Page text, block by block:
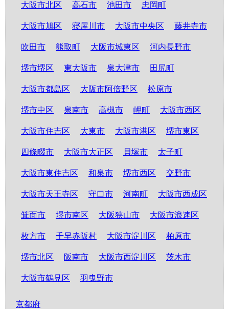
大阪市北区 高石市 池田市 忠岡町
大阪市旭区 寝屋川市 大阪市中央区 藤井寺市
吹田市 熊取町 大阪市城東区 河内長野市
堺市堺区 東大阪市 泉大津市 田尻町
大阪市都島区 大阪市阿倍野区 松原市
堺市中区 泉南市 高槻市 岬町 大阪市西区
大阪市住吉区 大東市 大阪市港区 堺市東区
四條畷市 大阪市大正区 貝塚市 太子町
大阪市東住吉区 和泉市 堺市西区 交野市
大阪市天王寺区 守口市 河南町 大阪市西成区
箕面市 堺市南区 大阪狭山市 大阪市浪速区
枚方市 千早赤阪村 大阪市淀川区 柏原市
堺市北区 阪南市 大阪市西淀川区 茨木市
大阪市鶴見区 羽曳野市
京都府